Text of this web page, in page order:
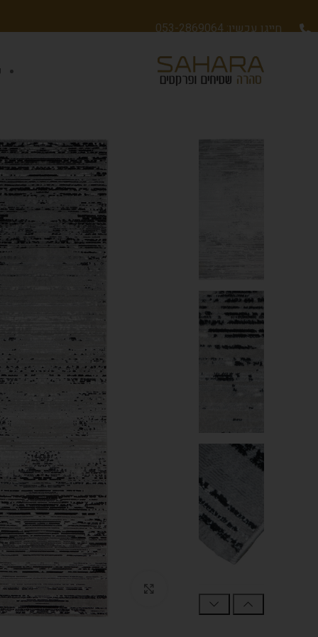
חייגו עכשיו: 053-2869064
Click to enlarge